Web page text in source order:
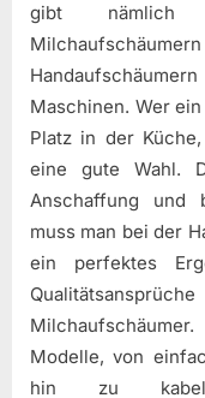
gibt nämlich
Maschinen. Wer
Platz in der
eine gute Wahl.
Anschaffung und
muss man bei der
ein perfektes
Modelle, von
hin zu